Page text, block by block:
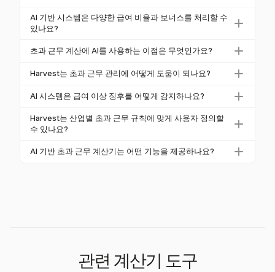
AI 기반 초과 근무 계산기는 연방, 주 및 지역 노동법의
변경 사항을 자동으로 반영하여 법규 준수를 보장합니
많이 드는 벌금을 피하는 데 도움이 됩니다. AI 시스템
을 사용하는 조직은 89%의 준수 정확도 향상을 보고합
AI 기반 시스템은 다양한 급여 비율과 보너스를 처리할 수
있나요?
네, AI 기반 시스템은 가중 평균 계산과 같은 방법을 통
이 기능은 복잡한 보상 시나리오에서도 초과 근무 수당
준수합니다.
초과 근무 계산에 AI를 사용하는 이점은 무엇인가요?
AI는 수동 급여 시스템과 관련된 오류를 크게 줄여 처
5% 향상시키고 준수 정확성을 높여 기업에 더 신뢰할
Harvest는 초과 근무 관리에 어떻게 도움이 되나요?
Harvest는 초과 근무에 대한 상세 보고서를 제공하여
능은 시간의 정확한 기록을 보장하여 정확한 초과 근무
계산에 필수적이지만, 초과 근무 전용 추적을 위해 수
동 설정이 필요합니다.
AI 시스템은 급여 이상 징후를 어떻게 감지하나요?
AI 시스템은 데이터 패턴을 분석하고 실시간으로 무단
지급이나 중복 기록과 같은 불규칙성을 플래그하여 급
고 급여의 무결성을 유지하는 데 도움이 됩니다.
Harvest는 산업별 초과 근무 규칙에 맞게 사용자 정의할
수 있나요?
Harvest는 강력한 시간 추적 및 보고 도구를 제공하지
AI 기반 초과 근무 계산기는 어떤 기능을 제공하나요?
관련 계산기 도구